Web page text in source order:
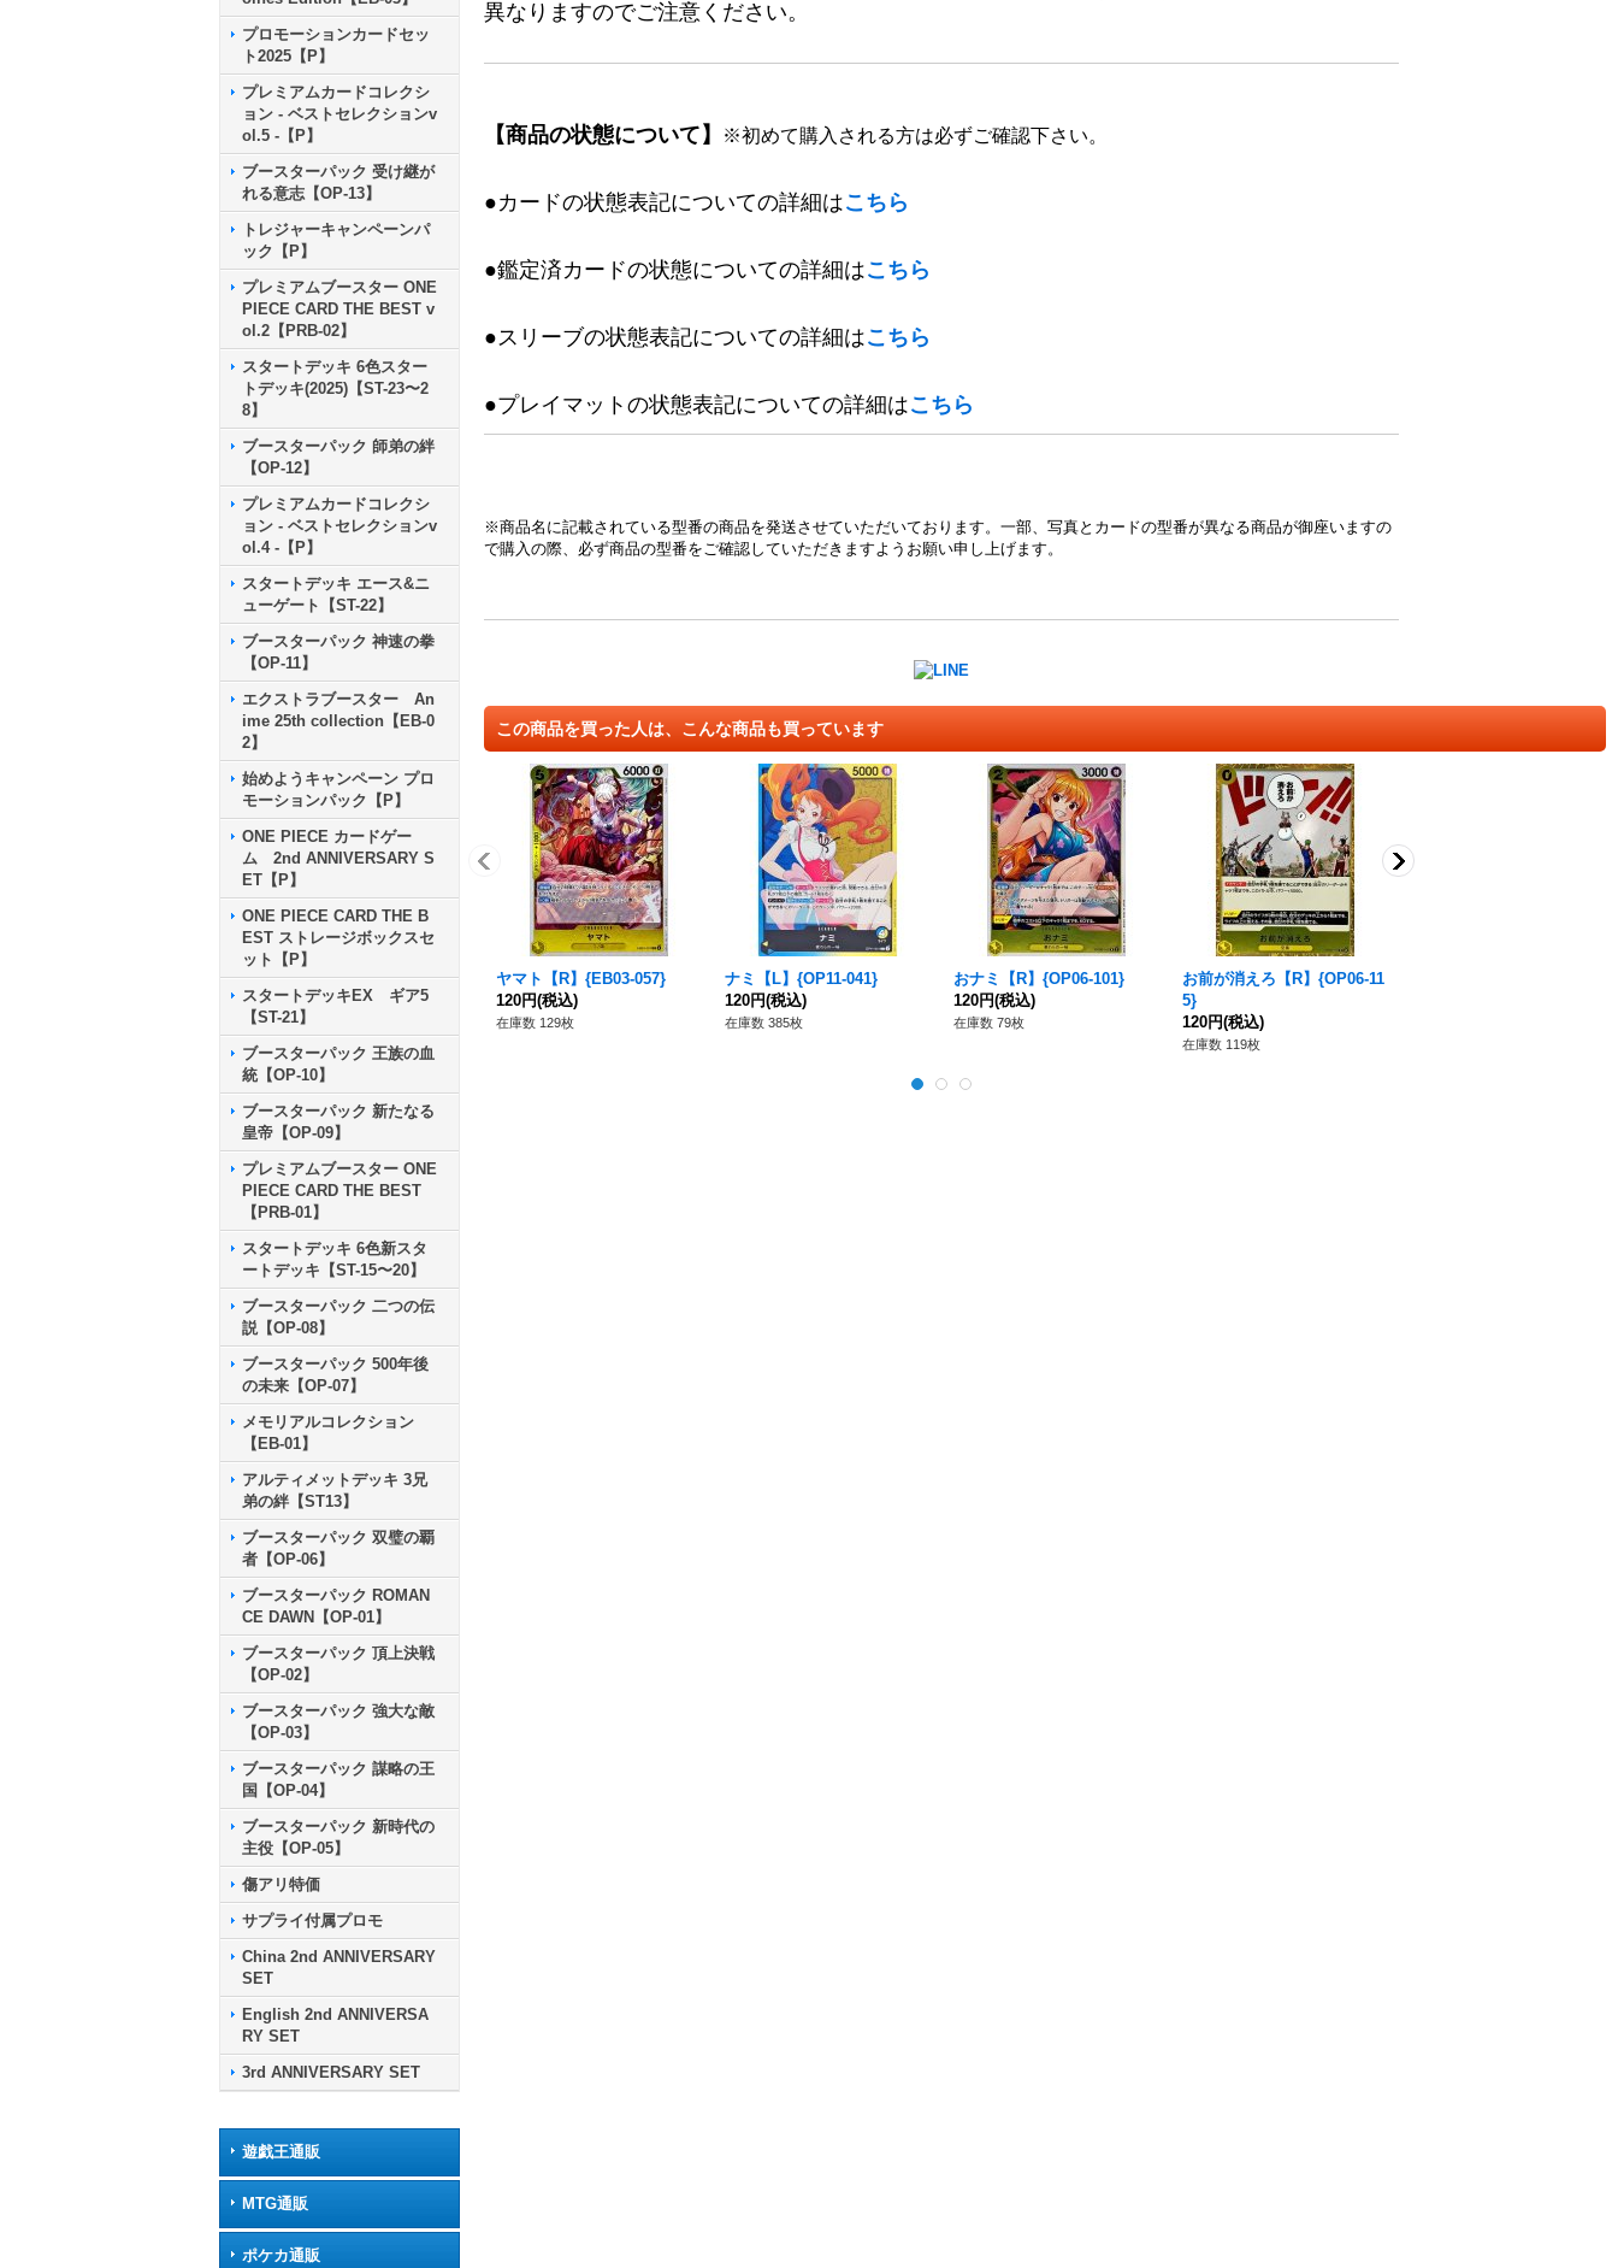
プロモーションカードセッ
ト2025【P】
プレミアムカードコレクシ
ョン - ベストセレクションv
ol.5 -【P】
ブースターパック 受け継が
れる意志【OP-13】
トレジャーキャンペーンパ
ック【P】
プレミアムブースター ONE
PIECE CARD THE BEST v
ol.2【PRB-02】
スタートデッキ 6色スター
トデッキ(2025)【ST-23〜2
8】
ブースターパック 師弟の絆
【OP-12】
プレミアムカードコレクシ
ョン - ベストセレクションv
ol.4 -【P】
スタートデッキ エース&ニ
ューゲート【ST-22】
ブースターパック 神速の拳
【OP-11】
エクストラブースター An
ime 25th collection【EB-0
2】
始めようキャンペーン プロ
モーションパック【P】
ONE PIECE カードゲー
ム 2nd ANNIVERSARY S
ET【P】
ONE PIECE CARD THE B
EST ストレージボックスセ
ット【P】
スタートデッキEX ギア5
【ST-21】
ブースターパック 王族の血
統【OP-10】
ブースターパック 新たなる
皇帝【OP-09】
プレミアムブースター ONE
PIECE CARD THE BEST
【PRB-01】
スタートデッキ 6色新スタ
ートデッキ【ST-15〜20】
ブースターパック 二つの伝
説【OP-08】
ブースターパック 500年後
の未来【OP-07】
メモリアルコレクション
【EB-01】
アルティメットデッキ 3兄
弟の絆【ST13】
ブースターパック 双璧の覇
者【OP-06】
ブースターパック ROMAN
CE DAWN【OP-01】
ブースターパック 頂上決戦
【OP-02】
ブースターパック 強大な敵
【OP-03】
ブースターパック 謀略の王
国【OP-04】
ブースターパック 新時代の
主役【OP-05】
傷アリ特価
サプライ付属プロモ
China 2nd ANNIVERSARY
SET
English 2nd ANNIVERSA
RY SET
3rd ANNIVERSARY SET
遊戯王通販
MTG通販
ポケカ通販
異なりますのでご注意ください。
【商品の状態について】 ※初めて購入される方は必ずご確認下さい。
●カードの状態表記についての詳細はこちら
●鑑定済カードの状態についての詳細はこちら
●スリーブの状態表記についての詳細はこちら
●プレイマットの状態表記についての詳細はこちら
※商品名に記載されている型番の商品を発送させていただいております。一部、写真とカードの型番が異なる商品が御座いますの
で購入の際、必ず商品の型番をご確認していただきますようお願い申し上げます。
この商品を買った人は、こんな商品も買っています
ヤマト【R】{EB03-057}
120円(税込)
在庫数 129枚
ナミ【L】{OP11-041}
120円(税込)
在庫数 385枚
おナミ【R】{OP06-101}
120円(税込)
在庫数 79枚
お前が消えろ【R】{OP06-11
5}
120円(税込)
在庫数 119枚